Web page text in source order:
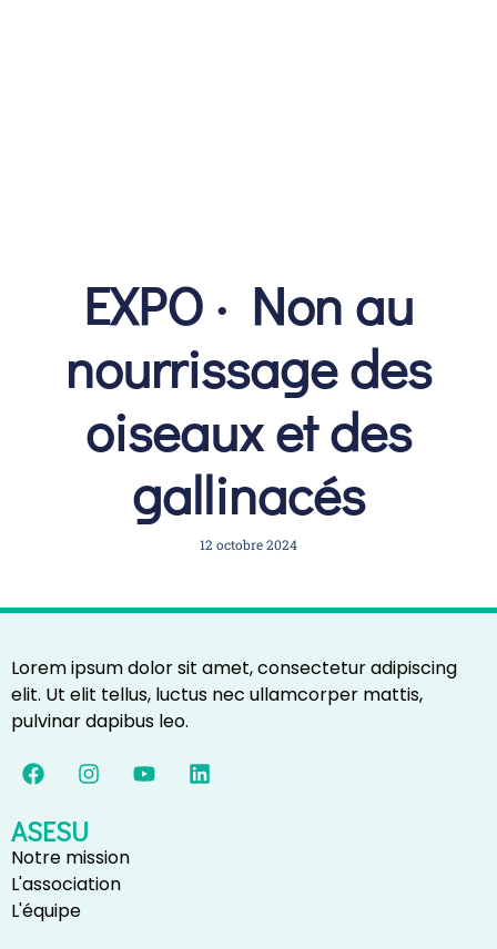
EXPO · Non au
nourrissage des
oiseaux et des
gallinacés
12 octobre 2024
Lorem ipsum dolor sit amet, consectetur adipiscing
elit. Ut elit tellus, luctus nec ullamcorper mattis,
pulvinar dapibus leo.
ASESU
Notre mission
L'association
L'équipe